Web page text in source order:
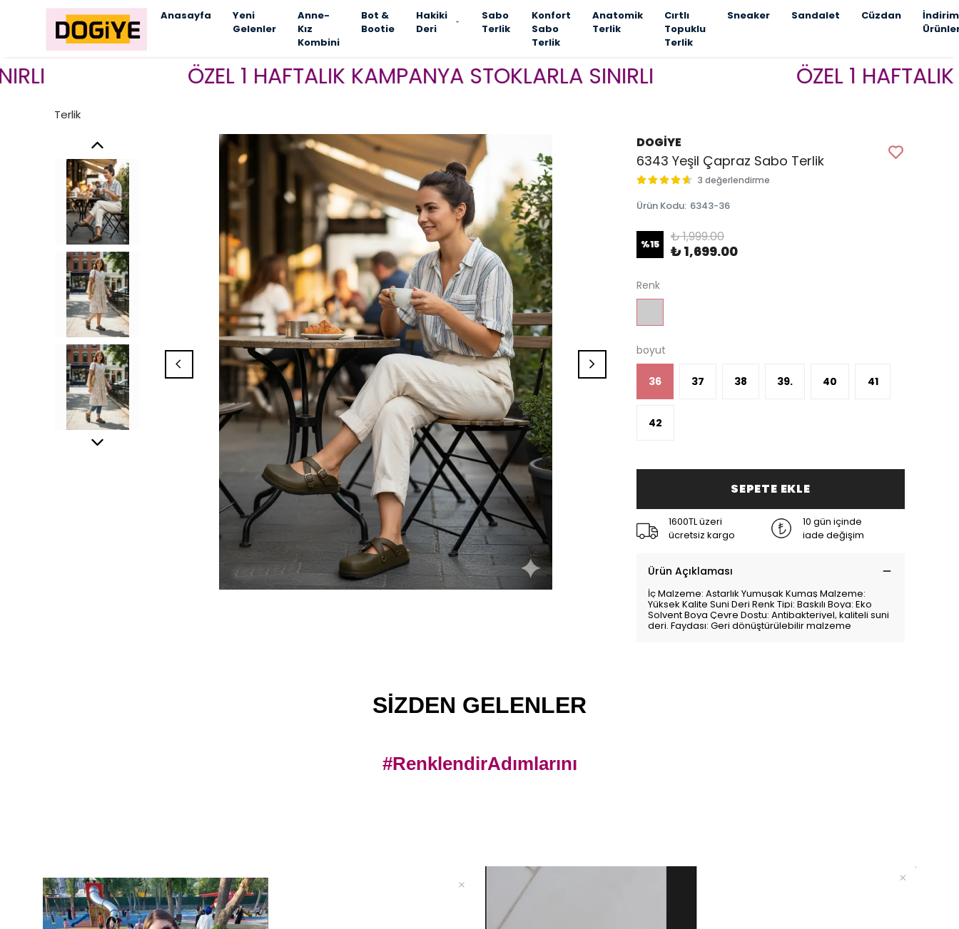
Anasayfa
Yeni
Gelenler
Anne-
Kız
Kombini
Bot &
Bootie
Hakiki
Deri
Sabo
Terlik
Konfort
Sabo
Terlik
Anatomik
Terlik
Cırtlı
Topuklu
Terlik
Sneaker Sandalet Cüzdan
ÖZEL 1 HAFTALIK KAMPANYA STOKLARLA SINIRLI ÖZEL 1 HAFTALIK
Terlik
DOGİYE
6343 Yeşil Çapraz Sabo Terlik
3 değerlendirme
Ürün Kodu: 6343-36
%15 ₺ 1,999.00
₺ 1,699.00
Renk
boyut
36 37 38 39. 40 41
42
SEPETE EKLE
1600TL üzeri
ücretsiz kargo
10 gün içinde
iade değişim
Ürün Açıklaması
İç Malzeme: Astarlık Yumuşak Kumaş Malzeme:
Yüksek Kalite Suni Deri Renk Tipi: Baskılı Boya: Eko
Solvent Boya Çevre Dostu: Antibakteriyel, kaliteli suni
deri. Faydası: Geri dönüştürülebilir malzeme
SİZDEN GELENLER
#RenklendirAdımlarını